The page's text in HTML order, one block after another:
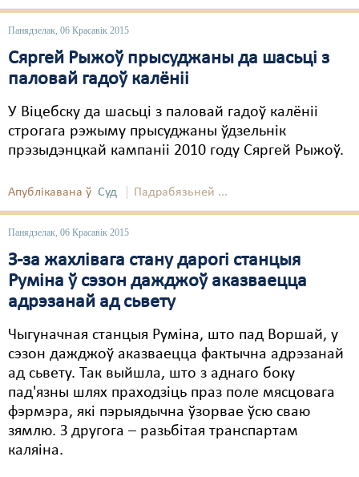
Панядзелак, 06 Красавік 2015
Сяргей Рыжоў прысуджаны да шасьці з
паловай гадоў калёніі
У Віцебску да шасьці з паловай гадоў калёніі
строгага рэжыму прысуджаны ўдзельнік
прэзыдэнцкай кампаніі 2010 году Сяргей Рыжоў.
Апублікавана ў Суд Падрабязьней ...
Панядзелак, 06 Красавік 2015
З-за жахлівага стану дарогі станцыя
Руміна ў сэзон дажджоў аказваецца
адрэзанай ад сьвету
Чыгуначная станцыя Руміна, што пад Воршай, у
сэзон дажджоў аказваецца фактычна адрэзанай
ад сьвету. Так выйшла, што з аднаго боку
пад'язны шлях праходзіць праз поле мясцовага
фэрмэра, які пэрыядычна ўзорвае ўсю сваю
зямлю. З другога – разьбітая транспартам
каляіна.